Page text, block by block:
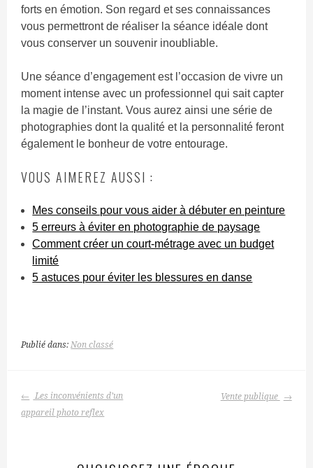
forts en émotion. Son regard et ses connaissances
vous permettront de réaliser la séance idéale dont
vous conserver un souvenir inoubliable.
Une séance d’engagement est l’occasion de vivre un
moment intense avec un professionnel qui sait capter
la magie de l’instant. Vous aurez ainsi une série de
photographies dont la qualité et la personnalité feront
également le bonheur de votre entourage.
VOUS AIMEREZ AUSSI :
Mes conseils pour vous aider à débuter en peinture
5 erreurs à éviter en photographie de paysage
Comment créer un court-métrage avec un budget
limité
5 astuces pour éviter les blessures en danse
Publié dans:Non classé
NAVIGATION
DES
Les inconvénients d’un
appareil photo reflex
Vente publique